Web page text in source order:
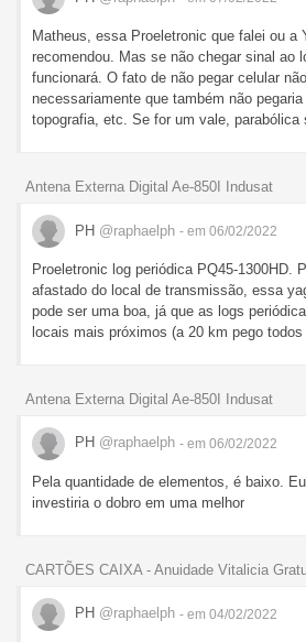
Matheus, essa Proeletronic que falei ou a
recomendou. Mas se não chegar sinal ao
funcionará. O fato de não pegar celular
necessariamente que também não
topografia, etc. Se for um vale, parabólica
Antena Externa Digital Ae-850I Indusat
PH @raphaelph - em 06/02/2022
Proeletronic log periódica PQ45-1300HD.
afastado do local de transmissão, essa
pode ser uma boa, já que as logs
locais mais próximos (a 20 km pego
Antena Externa Digital Ae-850I Indusat
PH @raphaelph - em 06/02/2022
Pela quantidade de elementos, é baixo.
investiria o dobro em uma melhor
CARTÕES CAIXA - Anuidade Vitalicia
PH @raphaelph - em 04/02/2022